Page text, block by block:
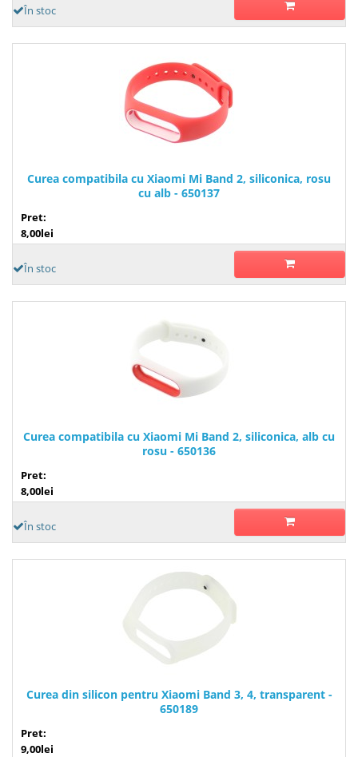
În stoc
Curea compatibila cu Xiaomi Mi Band 2, siliconica, rosu
cu alb - 650137
Pret:
8,00lei
În stoc
Curea compatibila cu Xiaomi Mi Band 2, siliconica, alb cu
rosu - 650136
Pret:
8,00lei
În stoc
Curea din silicon pentru Xiaomi Band 3, 4, transparent -
650189
Pret:
9,00lei